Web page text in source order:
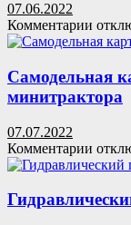
07.06.2022
Комментарии к
руками
Самодельная
минитрактора
07.07.2022
Комментарии к